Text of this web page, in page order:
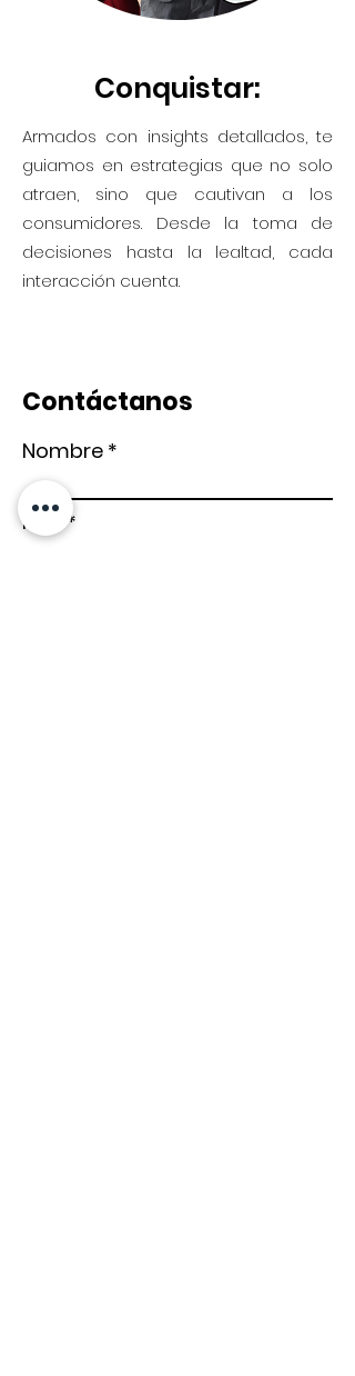
Conquistar:
Armados con insights detallados, te
guiamos en estrategias que no solo
atraen, sino que cautivan a los
consumidores. Desde la toma de
decisiones hasta la lealtad, cada
interacción cuenta.
Contáctanos
Nombre
País